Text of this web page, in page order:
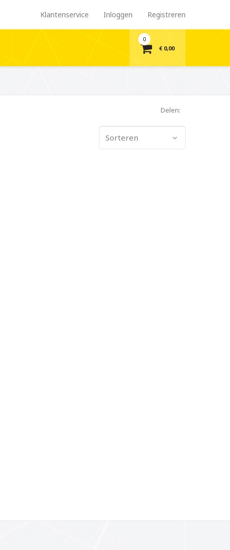
Klantenservice Inloggen Registreren
0
€ 0,00
Delen:
Sorteren